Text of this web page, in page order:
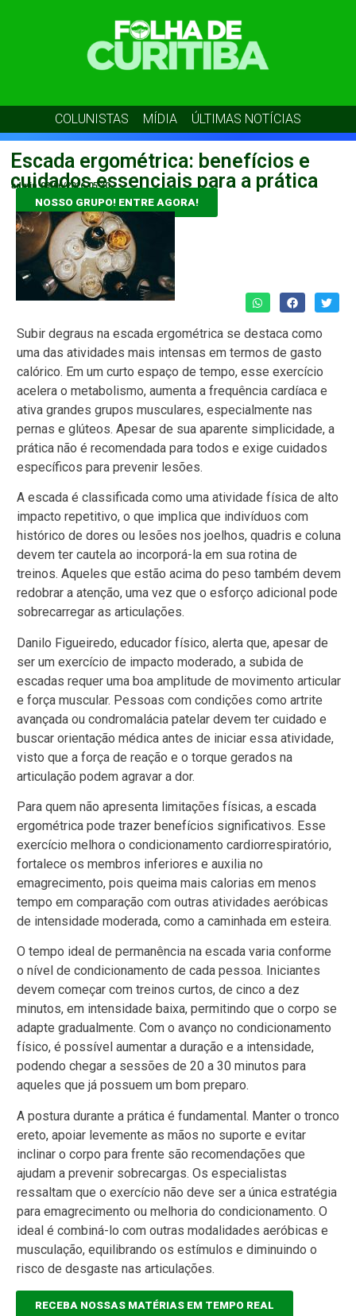
COLUNISTAS MÍDIA ÚLTIMAS NOTÍCIAS
Escada ergométrica: benefícios e
cuidados essenciais para a prática
admin 03/06/2026 05:30
NOSSO GRUPO! ENTRE AGORA!
Subir degraus na escada ergométrica se destaca como
uma das atividades mais intensas em termos de gasto
calórico. Em um curto espaço de tempo, esse exercício
acelera o metabolismo, aumenta a frequência cardíaca e
ativa grandes grupos musculares, especialmente nas
pernas e glúteos. Apesar de sua aparente simplicidade, a
prática não é recomendada para todos e exige cuidados
específicos para prevenir lesões.
A escada é classificada como uma atividade física de alto
impacto repetitivo, o que implica que indivíduos com
histórico de dores ou lesões nos joelhos, quadris e coluna
devem ter cautela ao incorporá-la em sua rotina de
treinos. Aqueles que estão acima do peso também devem
redobrar a atenção, uma vez que o esforço adicional pode
sobrecarregar as articulações.
Danilo Figueiredo, educador físico, alerta que, apesar de
ser um exercício de impacto moderado, a subida de
escadas requer uma boa amplitude de movimento articular
e força muscular. Pessoas com condições como artrite
avançada ou condromalácia patelar devem ter cuidado e
buscar orientação médica antes de iniciar essa atividade,
visto que a força de reação e o torque gerados na
articulação podem agravar a dor.
Para quem não apresenta limitações físicas, a escada
ergométrica pode trazer benefícios significativos. Esse
exercício melhora o condicionamento cardiorrespiratório,
fortalece os membros inferiores e auxilia no
emagrecimento, pois queima mais calorias em menos
tempo em comparação com outras atividades aeróbicas
de intensidade moderada, como a caminhada em esteira.
O tempo ideal de permanência na escada varia conforme
o nível de condicionamento de cada pessoa. Iniciantes
devem começar com treinos curtos, de cinco a dez
minutos, em intensidade baixa, permitindo que o corpo se
adapte gradualmente. Com o avanço no condicionamento
físico, é possível aumentar a duração e a intensidade,
podendo chegar a sessões de 20 a 30 minutos para
aqueles que já possuem um bom preparo.
A postura durante a prática é fundamental. Manter o tronco
ereto, apoiar levemente as mãos no suporte e evitar
inclinar o corpo para frente são recomendações que
ajudam a prevenir sobrecargas. Os especialistas
ressaltam que o exercício não deve ser a única estratégia
para emagrecimento ou melhoria do condicionamento. O
ideal é combiná-lo com outras modalidades aeróbicas e
musculação, equilibrando os estímulos e diminuindo o
risco de desgaste nas articulações.
RECEBA NOSSAS MATÉRIAS EM TEMPO REAL